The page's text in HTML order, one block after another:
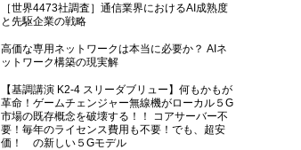
［世界4473社調査］通信業界におけるAI成熟度
と先駆企業の戦略
高価な専用ネットワークは本当に必要か？ AIネ
ットワーク構築の現実解
【基調講演 K2-4 スリーダブリュー】何もかもが
革命！ゲームチェンジャー無線機がローカル５G
市場の既存概念を破壊する！！ コアサーバー不
要！毎年のライセンス費用も不要！でも、超安
価！ の新しい５Gモデル